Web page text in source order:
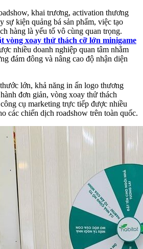
khai trương, activation thương
sự kiện quảng bá sản phẩm, việc tạo
hàng là yếu tố vô cùng quan trọng.
vòng xoay thử thách cỡ lớn minigame
nhiều doanh nghiệp quan tâm nhằm
đám đông và nâng cao độ nhận diện
lớn, khả năng in ấn logo thương
đơn giản, vòng xoay thử thách
cụ marketing trực tiếp được nhiều
các chiến dịch roadshow trên toàn quốc.